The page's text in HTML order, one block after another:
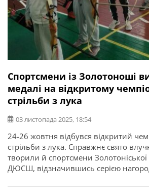
Спортсмени із Золотоноші
медалі на відкритому
стрільби з лука
03 листопада 2025, 18:54
24-26 жовтня відбувся відкритий
стрільби з лука. Справжнє свято
творили й спортсмени Золотоніської
ДЮСШ, відзначившись серією
Хвиль, Геннадій Хвиль